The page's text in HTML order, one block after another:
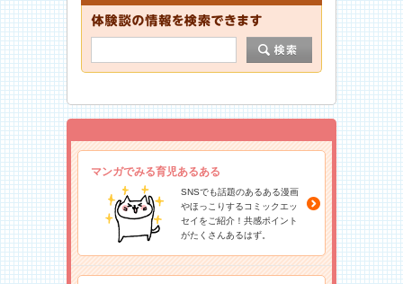
マンガでみる育児あるある
SNSでも話題のあるある漫画
やほっこりするコミックエッ
セイをご紹介！共感ポイント
がたくさんあるはず。